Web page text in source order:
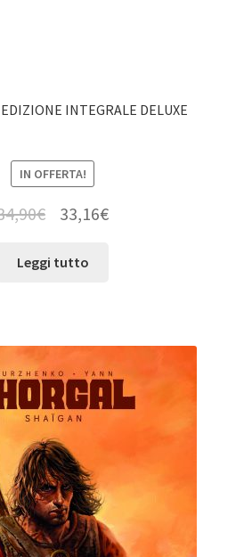
INTEGRALE DELUXE
IN OFFERTA!
€ 33,16€
Leggi tutto